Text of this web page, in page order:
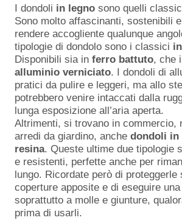
I dondoli in legno sono quelli
Sono molto affascinanti, sostenibili
rendere accogliente qualunque
tipologie di dondolo sono i classici in
Disponibili sia in ferro battuto, che
alluminio verniciato. I dondoli di
pratici da pulire e leggeri, ma allo
potrebbero venire intaccati dalla
lunga esposizione all’aria aperta.
Altrimenti, si trovano in commercio,
arredi da giardino, anche dondoli in
resina. Queste ultime due tipologie
e resistenti, perfette anche per
lungo. Ricordate però di proteggerle
coperture apposite e di eseguire
soprattutto a molle e giunture,
prima di usarli.